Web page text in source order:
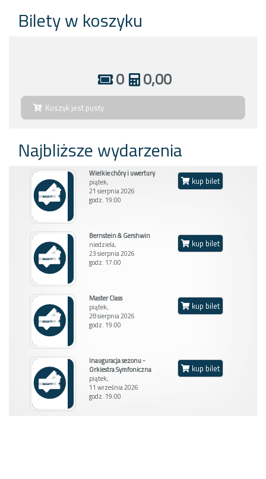
Balkon L
Bilety w koszyku
0 0,00
Koszyk jest pusty
Najbliższe wydarzenia
Wielkie chóry i uwertury
piątek,
21 sierpnia 2026
godz. 19:00
kup bilet
Bernstein & Gershwin
niedziela,
23 sierpnia 2026
godz. 17:00
kup bilet
Master Class
piątek,
28 sierpnia 2026
godz. 19:00
kup bilet
Inauguracja sezonu -
Orkiestra Symfoniczna
piątek,
11 września 2026
godz. 19:00
kup bilet